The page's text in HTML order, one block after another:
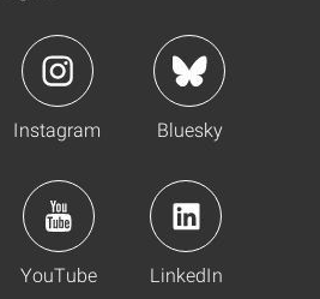
Instagram Bluesky
YouTube LinkedIn